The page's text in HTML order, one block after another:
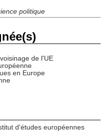
politique
de l'UE
en Europe
d'études européennes